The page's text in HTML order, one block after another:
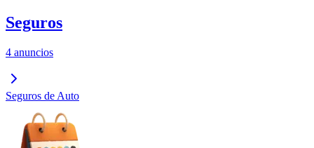
Seguros
4 anuncios
Seguros de Auto